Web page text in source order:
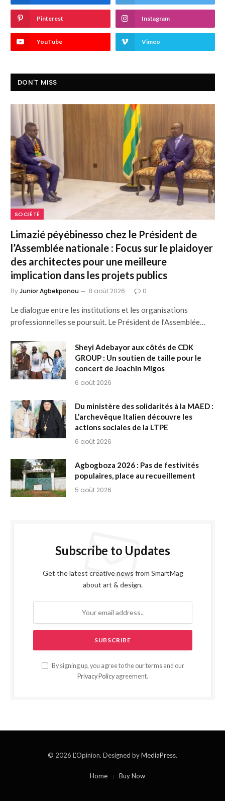
Pinterest Instagram
YouTube Vimeo
DON'T MISS
SOCIÉTÉ
Limazié péyébinesso chez le Président de
l’Assemblée nationale : Focus sur le plaidoyer
des architectes pour une meilleure
implication dans les projets publics
ByJunior Agbekponou 8 août 2026 0
Le dialogue entre les institutions et les organisations
professionnelles se poursuit. Le Président de l’Assemblée…
Sheyi Adebayor aux côtés de CDK
GROUP : Un soutien de taille pour le
concert de Joachin Migos
6 août 2026
Du ministère des solidarités à la MAED :
L’archevêque Italien découvre les
actions sociales de la LTPE
6 août 2026
Agbogboza 2026 : Pas de festivités
populaires, place au recueillement
5 août 2026
Subscribe to Updates
Get the latest creative news from SmartMag
about art & design.
By signing up, you agree to the our terms and our
Privacy Policy agreement.
© 2026 L'Opinion. Designed byMediaPress.
Home Buy Now